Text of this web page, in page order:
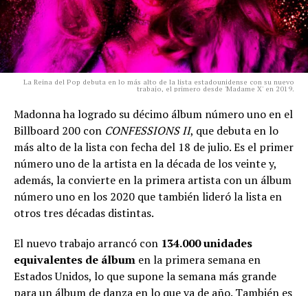
La Reina del Pop debuta en lo más alto de la lista estadounidense con su nuevo
trabajo, el primero desde 'Madame X' en 2019.
Madonna ha logrado su décimo álbum número uno en el
Billboard 200 con CONFESSIONS II, que debuta en lo
más alto de la lista con fecha del 18 de julio. Es el primer
número uno de la artista en la década de los veinte y,
además, la convierte en la primera artista con un álbum
número uno en los 2020 que también lideró la lista en
otros tres décadas distintas.
El nuevo trabajo arrancó con 134.000 unidades
equivalentes de álbum en la primera semana en
Estados Unidos, lo que supone la semana más grande
para un álbum de danza en lo que va de año. También es